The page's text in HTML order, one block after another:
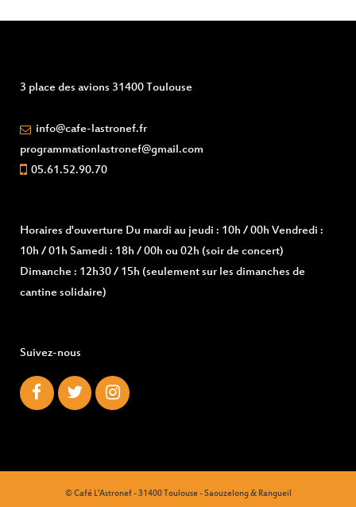
3 place des avions 31400 Toulouse
info@cafe-lastronef.fr
programmationlastronef@gmail.com
05.61.52.90.70
Horaires d'ouverture Du mardi au jeudi : 10h / 00h Vendredi :
10h / 01h Samedi : 18h / 00h ou 02h (soir de concert)
Dimanche : 12h30 / 15h (seulement sur les dimanches de
cantine solidaire)
Suivez-nous
© Café L'Astronef - 31400 Toulouse - Saouzelong & Rangueil